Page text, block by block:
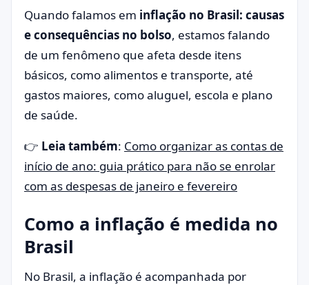
Quando falamos em inflação no Brasil: causas
e consequências no bolso, estamos falando
de um fenômeno que afeta desde itens
básicos, como alimentos e transporte, até
gastos maiores, como aluguel, escola e plano
de saúde.
👉 Leia também: Como organizar as contas de
início de ano: guia prático para não se enrolar
com as despesas de janeiro e fevereiro
Como a inflação é medida no
Brasil
No Brasil, a inflação é acompanhada por